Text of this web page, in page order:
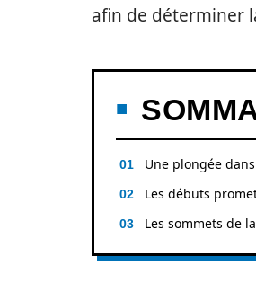
afin de déterminer
Une plongée
Les débuts
Les sommets de